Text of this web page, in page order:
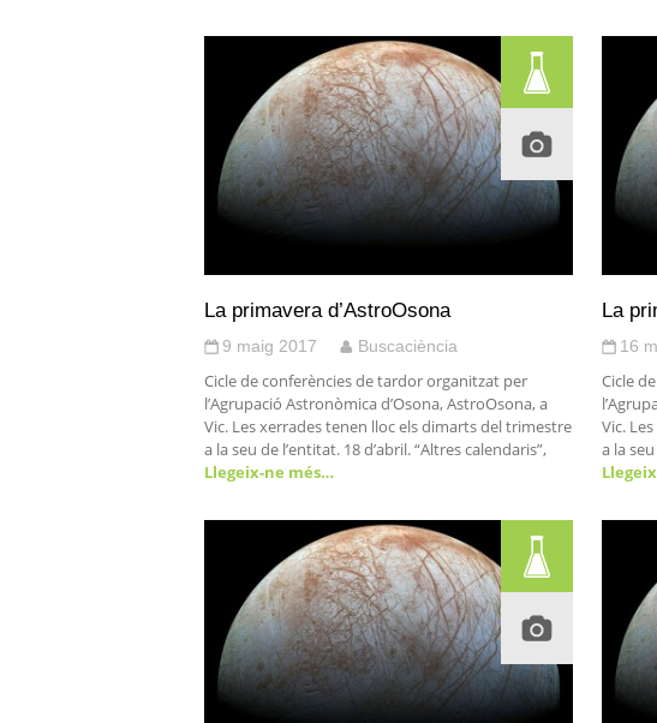
La primavera d’AstroOsona
9 maig 2017 Buscaciència
Cicle de conferències de tardor organitzat per
l’Agrupació Astronòmica d’Osona, AstroOsona, a
Vic. Les xerrades tenen lloc els dimarts del trimestre
a la seu de l’entitat. 18 d’abril. “Altres calendaris”,
Llegeix-ne més…
La
16
Cicle
Vic.
a la